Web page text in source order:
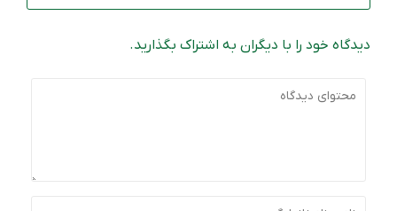
دیدگاه خود را با دیگران به اشتراک بگذارید.